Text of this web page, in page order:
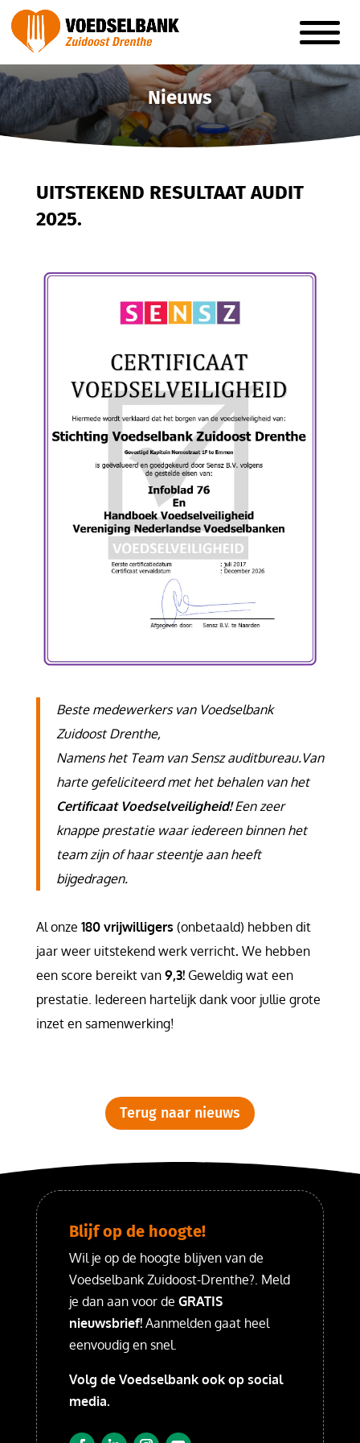
Nieuws
UITSTEKEND RESULTAAT AUDIT
2025.
Beste medewerkers van Voedselbank
Zuidoost Drenthe,
Namens het Team van Sensz auditbureau.Van
harte gefeliciteerd met het behalen van het
Certificaat Voedselveiligheid!Een zeer
knappe prestatie waar iedereen binnen het
team zijn of haar steentje aan heeft
bijgedragen.
Al onze 180 vrijwilligers (onbetaald) hebben dit
jaar weer uitstekend werk verricht. We hebben
een score bereikt van9,3! Geweldig wat een
prestatie. Iedereen hartelijk dank voor jullie grote
inzet en samenwerking!
Terug naar nieuws
Blijf op de hoogte!
Wil je op de hoogte blijven van de
Voedselbank Zuidoost-Drenthe?. Meld
je dan aan voor de GRATIS
nieuwsbrief!Aanmelden gaat heel
eenvoudig en snel.
Volg de Voedselbank ook op social
media.